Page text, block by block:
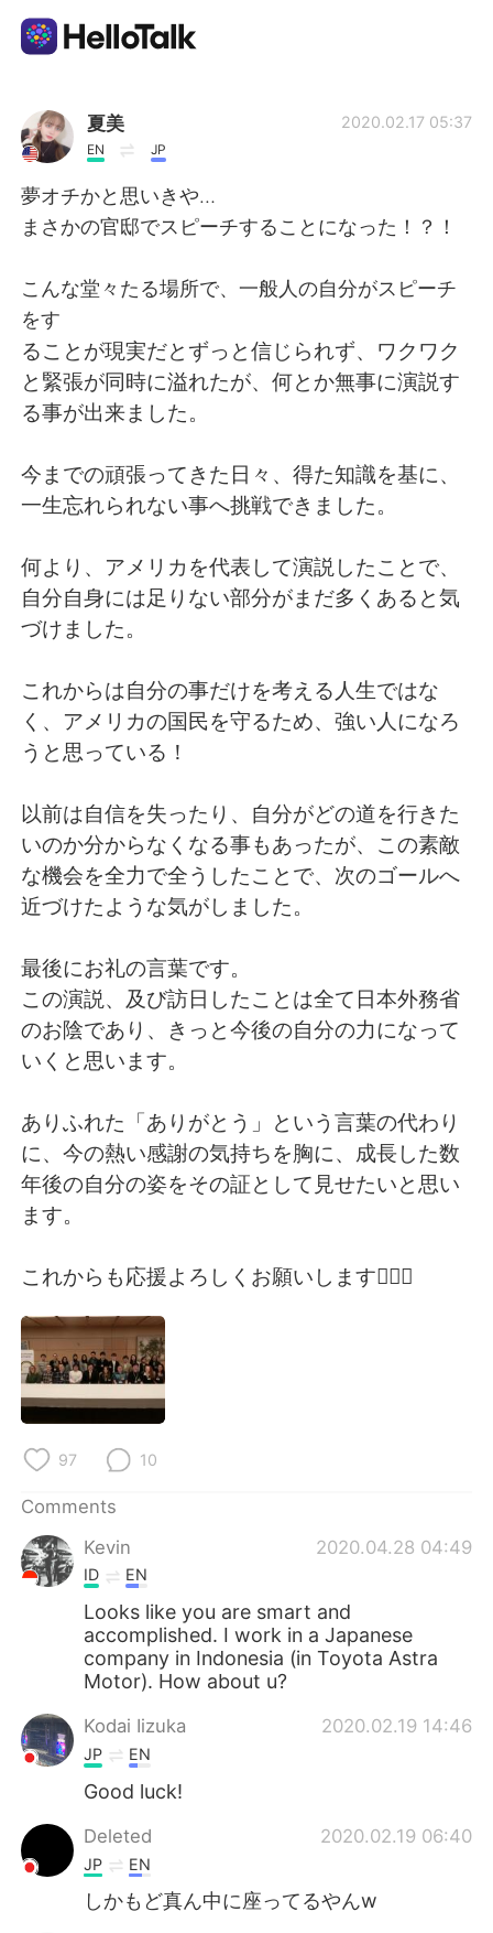
Language Exchange App
AI Grammar Checker
English
简体中文
Español العربية
日本語 한국어
Русский ไทย
Indonesia Italiano
Português
夏美
EN JP
2020.02.17 05:37
夢オチかと思いきや…
まさかの官邸でスピーチすることになった！？！
こんな堂々たる場所で、一般人の自分がスピーチ
をす
ることが現実だとずっと信じられず、ワクワク
と緊張が同時に溢れたが、何とか無事に演説す
る事が出来ました。
今までの頑張ってきた日々、得た知識を基に、
一生忘れられない事へ挑戦できました。
何より、アメリカを代表して演説したことで、
自分自身には足りない部分がまだ多くあると気
づけました。
これからは自分の事だけを考える人生ではな
く、アメリカの国民を守るため、強い人になろ
うと思っている！
以前は自信を失ったり、自分がどの道を行きた
いのか分からなくなる事もあったが、この素敵
な機会を全力で全うしたことで、次のゴールへ
近づけたような気がしました。
最後にお礼の言葉です。
この演説、及び訪日したことは全て日本外務省
のお陰であり、きっと今後の自分の力になって
いくと思います。
ありふれた「ありがとう」という言葉の代わり
に、今の熱い感謝の気持ちを胸に、成長した数
年後の自分の姿をその証として見せたいと思い
ます。
これからも応援よろしくお願いします🙇🏻‍♀️
97 10
Comments
Kevin
2020.04.28 04:49
ID EN
Looks like you are smart and
accomplished. I work in a Japanese
company in Indonesia (in Toyota Astra
Motor). How about u?
Kodai Iizuka 2020.02.19 14:46
JP EN
Good luck!
Deleted 2020.02.19 06:40
JP EN
しかもど真ん中に座ってるやんw